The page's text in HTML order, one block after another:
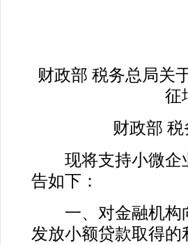
财政部 税务总局关
征
财政部
现将支持小微企
告如下：
一、对金融机构
发放小额贷款取得